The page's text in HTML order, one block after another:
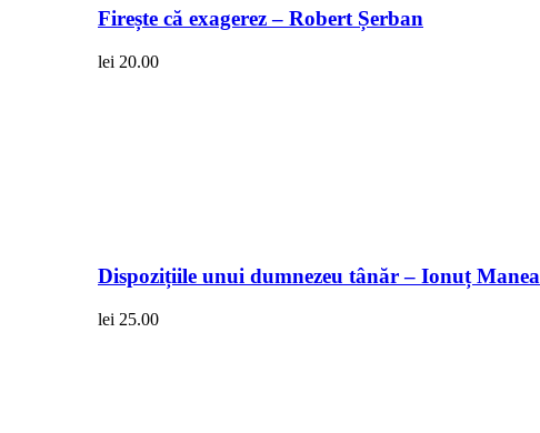
Firește că exagerez – Robert Șerban
lei 20.00
Dispozițiile unui dumnezeu tânăr – Ionuț Manea
lei 25.00